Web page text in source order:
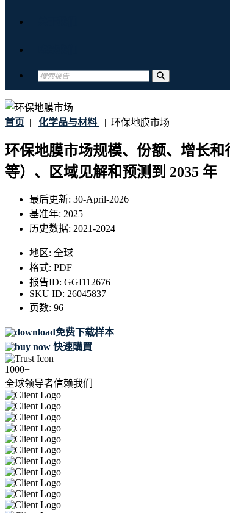
首页 | 化学品与材料 | 环保地膜市场
环保地膜市场规模、份额、增长
等）、区域见解和预测到 2035 年
最后更新: 30-April-2026
基准年: 2025
历史数据: 2021-2024
地区: 全球
格式: PDF
报告ID: GGI112676
SKU ID: 26045837
页数: 96
免费下载样本
快速購買
1000+
全球领导者信赖我们